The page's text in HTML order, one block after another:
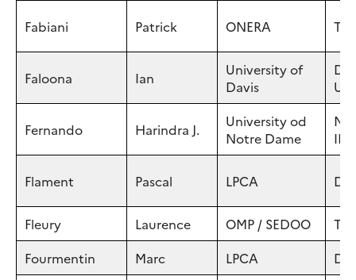
Fabiani Patrick ONERA
Faloona Ian
University of
Davis
Fernando Harindra J.
University od
Notre Dame
IN,
Flament Pascal LPCA
Fleury Laurence OMP / SEDOO
Fourmentin
Marc LPCA